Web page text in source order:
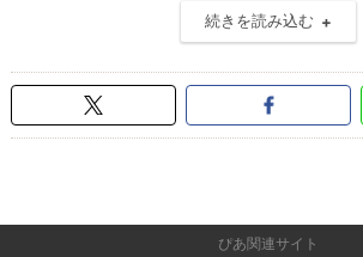
続きを読み込む
ぴあ関連サイト